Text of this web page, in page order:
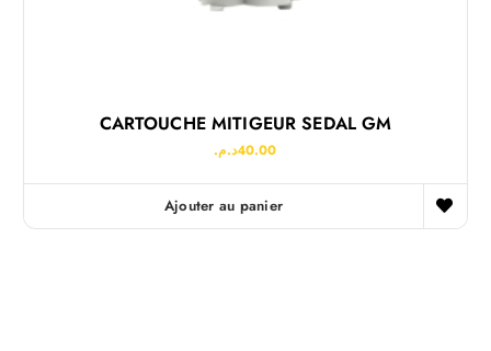
CARTOUCHE MITIGEUR SEDAL GM
40.00د.م.
Ajouter au panier